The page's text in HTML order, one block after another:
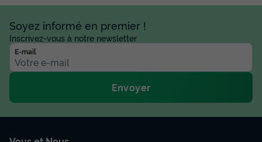
Soyez informé en premier !
Inscrivez-vous à notre newsletter
E-mail
Envoyer